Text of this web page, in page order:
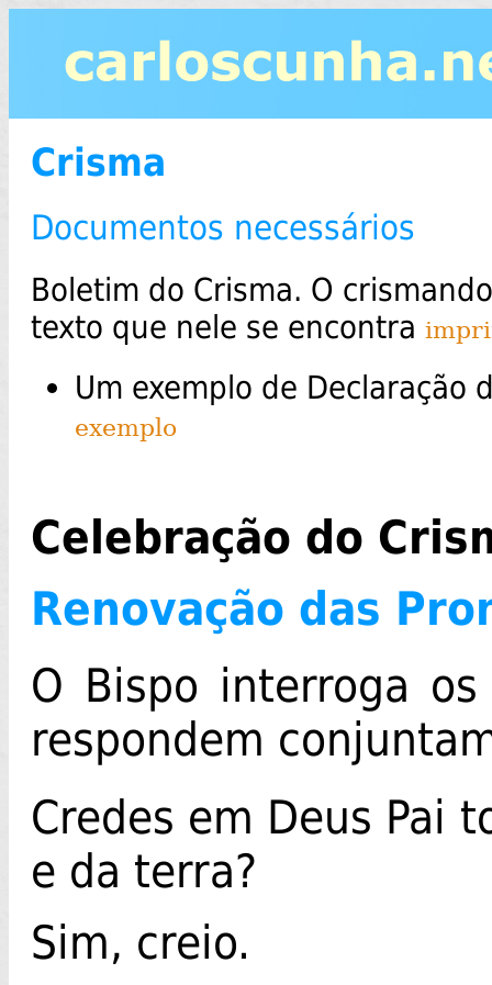
Crisma
Documentos necessários
Boletim do Crisma. O
texto que nele se encontra
Um exemplo de Declaração
exemplo
Celebração do
Renovação das
O Bispo interroga
respondem
Credes em Deus Pai
e da terra?
Sim, creio.